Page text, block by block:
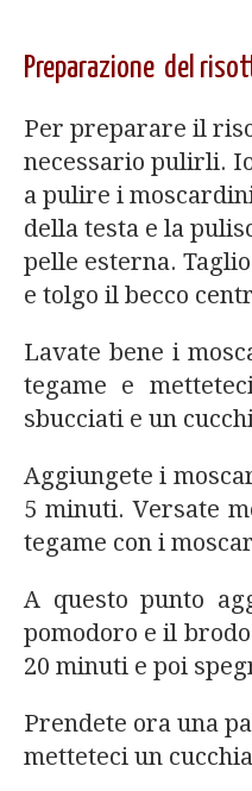
Preparazione del
Per preparare il
necessario pulirli.
a pulire i
della testa e la
pelle esterna.
e tolgo il becco
Lavate bene i
tegame e
sbucciati e un
Aggiungete i
5 minuti. Versate
tegame con i
A questo punto
pomodoro e il
20 minuti e poi
Prendete ora una
metteteci un